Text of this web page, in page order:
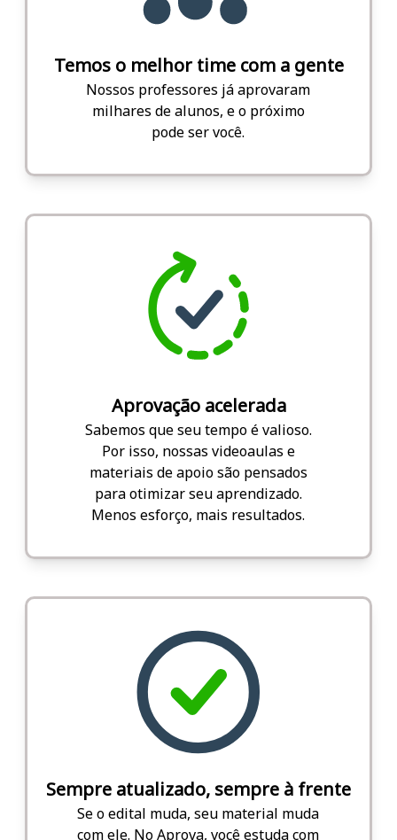
Temos o melhor time com a gente
Nossos professores já aprovaram
milhares de alunos, e o próximo
pode ser você.
Aprovação acelerada
Sabemos que seu tempo é valioso.
Por isso, nossas videoaulas e
materiais de apoio são pensados
para otimizar seu aprendizado.
Menos esforço, mais resultados.
Sempre atualizado, sempre à frente
Se o edital muda, seu material muda
com ele. No Aprova, você estuda com